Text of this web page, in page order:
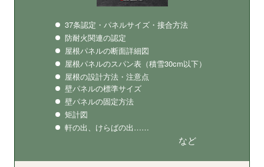
37条認定・パネルサイズ・接合方法
防耐火関連の認定
屋根パネルの断面詳細図
屋根パネルのスパン表 （積雪30cm以下）
屋根の設計方法・注意点
壁パネルの標準サイズ
壁パネルの固定方法
矩計図
軒の出、けらばの出……
など